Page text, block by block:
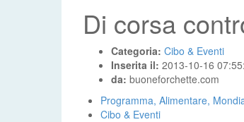
Di corsa
Categoria: Cibo & Eventi
Inserita il: 2013-10-16
da: buoneforchette.com
Programma, Alimentare,
Cibo & Eventi